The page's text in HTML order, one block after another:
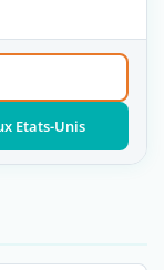
Etats-Unis